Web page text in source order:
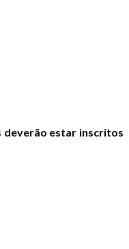
deverão estar inscritos